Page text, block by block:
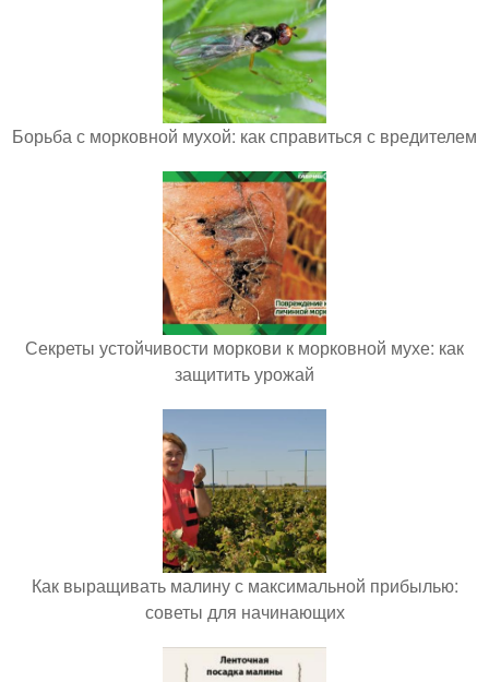
Борьба с морковной мухой: как справиться с вредителем
Секреты устойчивости моркови к морковной мухе: как
защитить урожай
Как выращивать малину с максимальной прибылью:
советы для начинающих